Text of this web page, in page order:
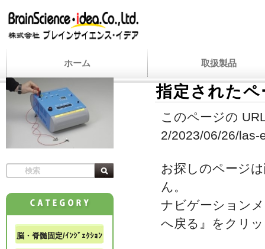
ホーム 取扱製品
指定された
このページの
2/2023/06/26/las-
お探しのページ
ん。
ナビゲーション
へ戻る』をクリ
脳・脊髄固定/ｲﾝｼﾞｪｸｼｮﾝ